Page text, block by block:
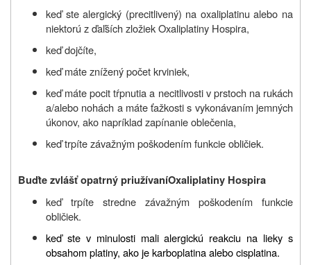
keď ste alergický (precitlivený) na oxaliplatinu alebo na
niektorú z ďaľších zložiekOxaliplatiny Hospira,
keď dojčíte,
keď máte znížený počet krviniek,
keď máte pocit tŕpnutia a necitlivosti v prstoch na rukách
a/alebo nohách a máte ťažkosti s vykonávaním jemných
úkonov, ako napríklad zapínanie oblečenia,
keď trpíte závažným poškodením funkcie obličiek.
Buďte zvlášťopatrný priužívaníOxaliplatiny Hospira
keď trpíte stredne závažným poškodením funkcie
obličiek.
keď ste v minulosti mali alergickú reakciu na lieky s
obsahom platiny, ako je karboplatina alebo cisplatina.